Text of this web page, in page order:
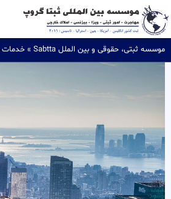
موسسه ثبتی، حقوقی و بین الملل Sabtta »